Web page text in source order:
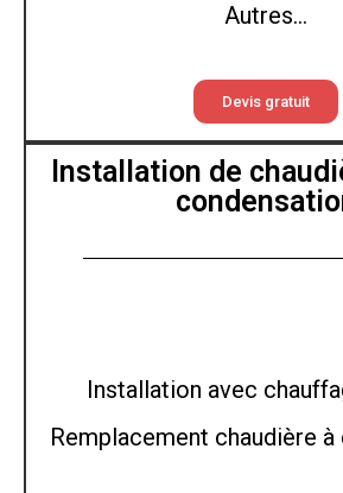
Autres...
Devis gratuit
Installation de
Installation avec
Remplacement chaudière